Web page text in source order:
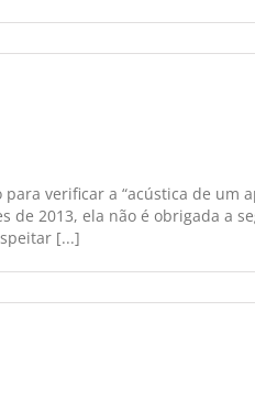
verificar a “acústica de um
de 2013, ela não é obrigada a
[...]